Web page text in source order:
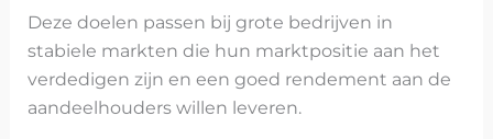
Deze doelen passen bij grote bedrijven in
stabiele markten die hun marktpositie aan het
verdedigen zijn en een goed rendement aan de
aandeelhouders willen leveren.